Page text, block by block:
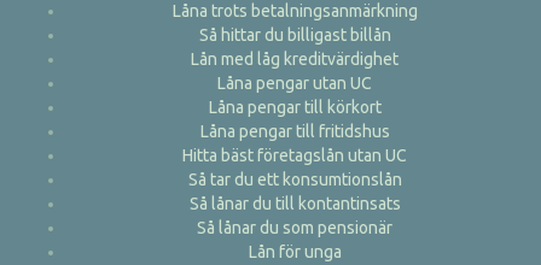
Låna trots betalningsanmärkning
Så hittar du billigast billån
Lån med låg kreditvärdighet
Låna pengar utan UC
Låna pengar till körkort
Låna pengar till fritidshus
Hitta bäst företagslån utan UC
Så tar du ett konsumtionslån
Så lånar du till kontantinsats
Så lånar du som pensionär
Lån för unga